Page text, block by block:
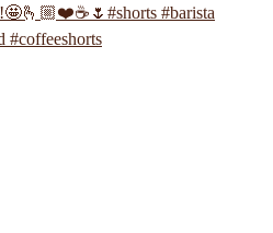
#barista
#coffeeshorts